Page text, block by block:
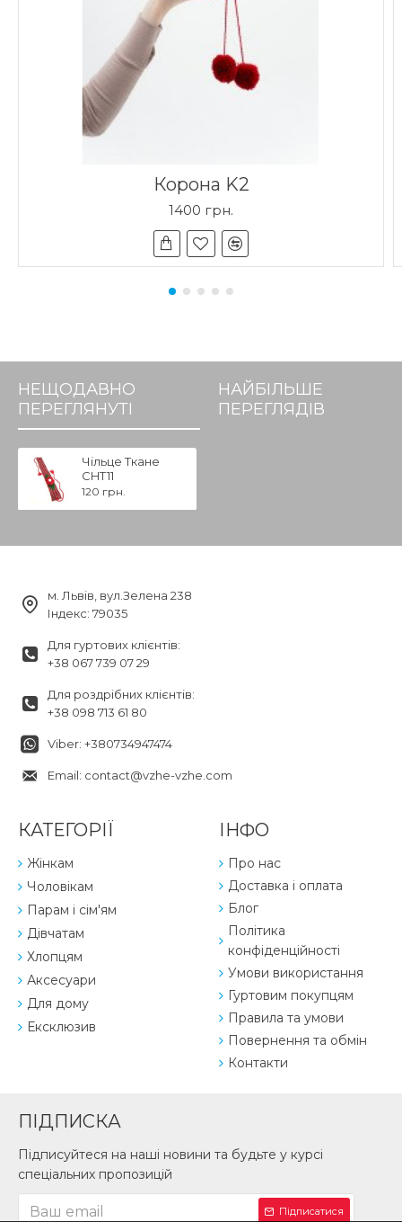
Корона K2
1400 грн.
НЕЩОДАВНО
ПЕРЕГЛЯНУТІ
НАЙБІЛЬШЕ
ПЕРЕГЛЯДІВ
Чільце Ткане
CHT11
120 грн.
м. Львів, вул.Зелена 238
Індекс: 79035
Для гуртових клієнтів:
+38 067 739 07 29
Для роздрібних клієнтів:
+38 098 713 61 80
Viber: +380734947474
Email: contact@vzhe-vzhe.com
КАТЕГОРІЇ
Жінкам
Чоловікам
Парам і сім'ям
Дівчатам
Хлопцям
Аксесуари
Для дому
Ексклюзив
ІНФО
Про нас
Доставка і оплата
Блог
Політика
конфіденційності
Умови використання
Гуртовим покупцям
Правила та умови
Повернення та обмін
Контакти
ПІДПИСКА
Підписуйтеся на наші новини та будьте у курсі
спеціальних пропозицій
Підписатися